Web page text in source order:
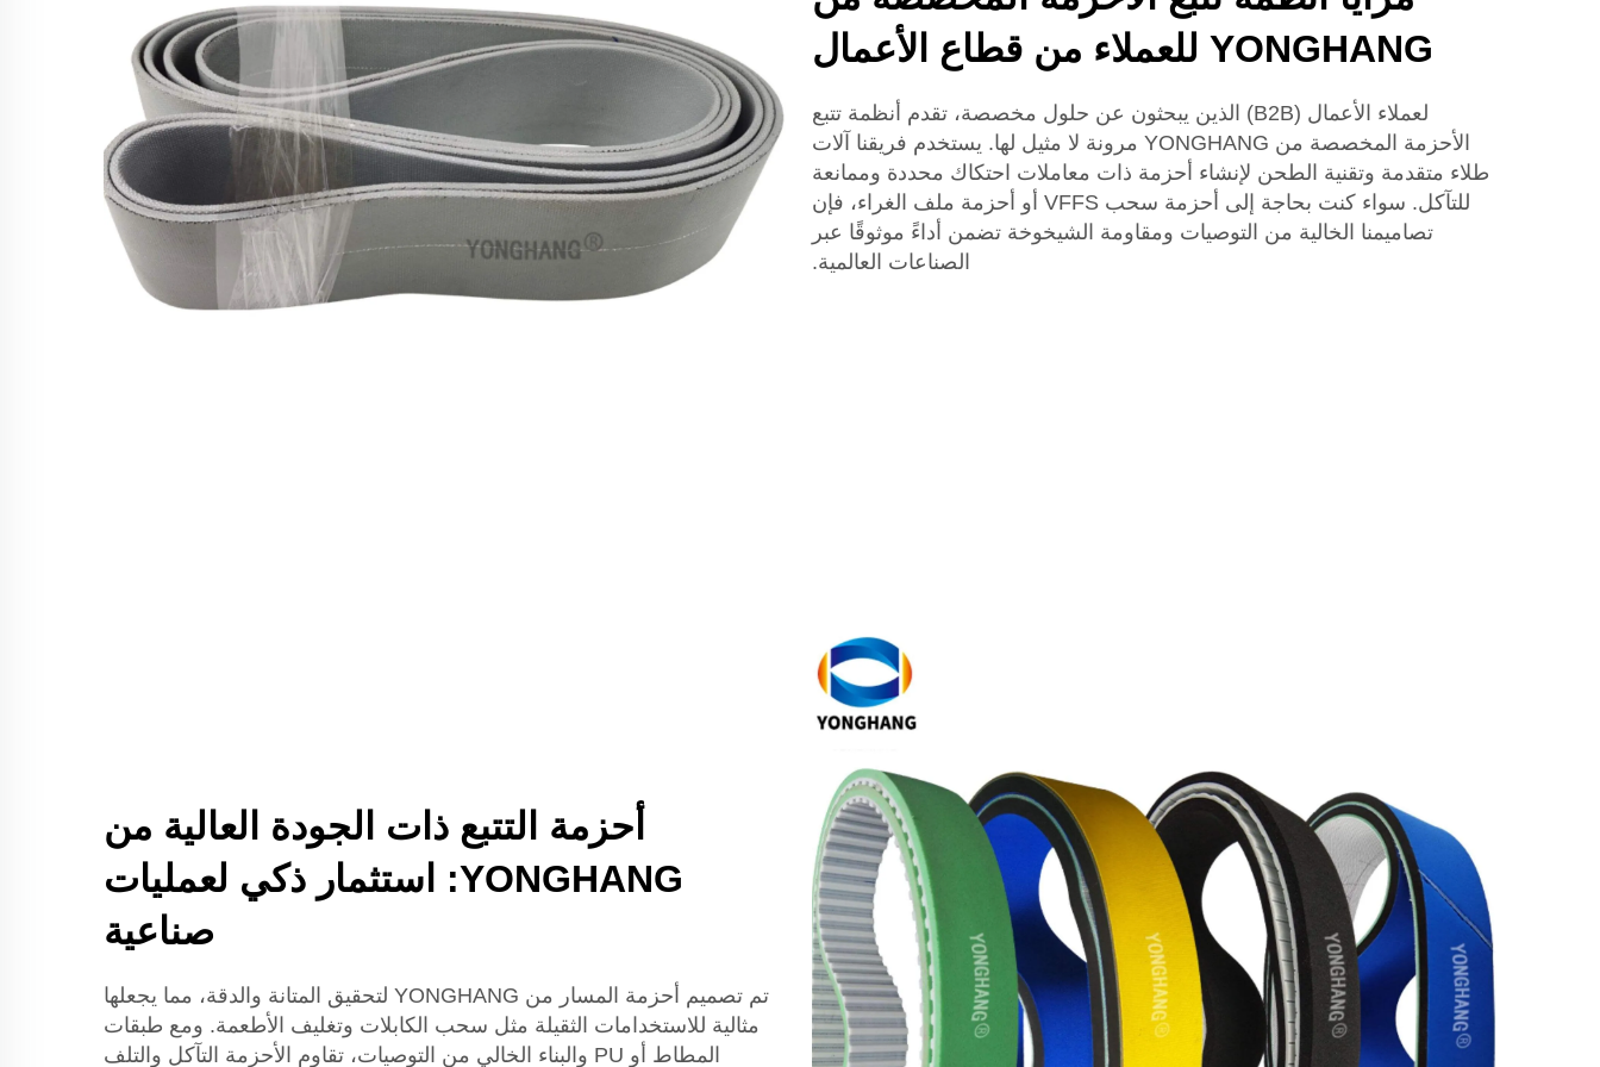
YONGHANG للعملاء من قطاع الأعمال
لعملاء الأعمال (B2B) الذين يبحثون عن حلول مخصصة، تقدم أنظمة تتبع
الأحزمة المخصصة من YONGHANG مرونة لا مثيل لها. يستخدم فريقنا آلات
طلاء متقدمة وتقنية الطحن لإنشاء أحزمة ذات معاملات احتكاك محددة وممانعة
للتآكل. سواء كنت بحاجة إلى أحزمة سحب VFFS أو أحزمة ملف الغراء، فإن
تصاميمنا الخالية من التوصيات ومقاومة الشيخوخة تضمن أداءً موثوقًا عبر
الصناعات العالمية.
أحزمة التتبع ذات الجودة العالية من
YONGHANG: استثمار ذكي لعمليات
صناعية
تم تصميم أحزمة المسار من YONGHANG لتحقيق المتانة والدقة، مما يجعلها
مثالية للاستخدامات الثقيلة مثل سحب الكابلات وتغليف الأطعمة. ومع طبقات
المطاط أو PU والبناء الخالي من التوصيات، تقاوم الأحزمة التآكل والتلف